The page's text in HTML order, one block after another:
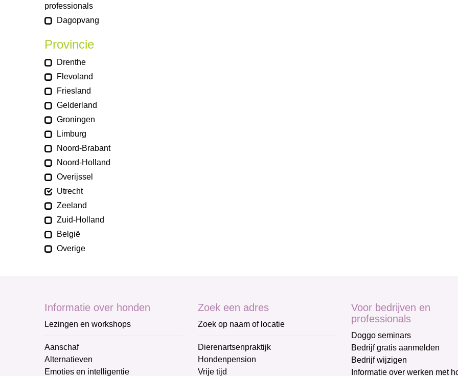
professionals
Dagopvang
Provincie
Drenthe
Flevoland
Friesland
Gelderland
Groningen
Limburg
Noord-Brabant
Noord-Holland
Overijssel
Utrecht
Zeeland
Zuid-Holland
België
Overige
Informatie over honden
Lezingen en workshops
Aanschaf
Alternatieven
Emoties en intelligentie
Zoek een adres
Zoek op naam of locatie
Dierenartsenpraktijk
Hondenpension
Vrije tijd
Voor bedrijven en
professionals
Doggo seminars
Bedrijf gratis aanmelden
Bedrijf wijzigen
Informatie over werken met